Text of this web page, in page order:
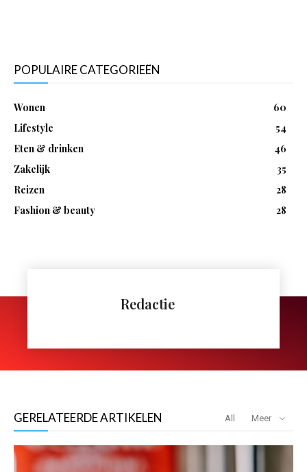
POPULAIRE CATEGORIEËN
Wonen
60
Lifestyle
54
Eten & drinken
46
Zakelijk
35
Reizen
28
Fashion & beauty
28
Redactie
GERELATEERDE ARTIKELEN All Meer